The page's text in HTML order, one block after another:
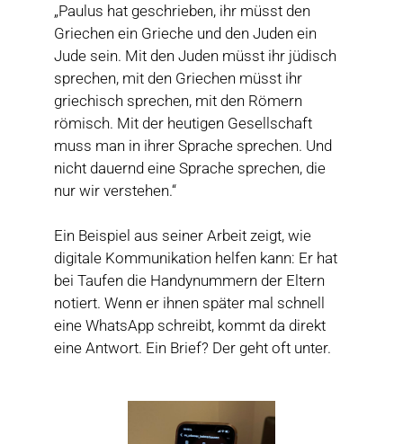
„Paulus hat geschrieben, ihr müsst den
Griechen ein Grieche und den Juden ein
Jude sein. Mit den Juden müsst ihr jüdisch
sprechen, mit den Griechen müsst ihr
griechisch sprechen, mit den Römern
römisch. Mit der heutigen Gesellschaft
muss man in ihrer Sprache sprechen. Und
nicht dauernd eine Sprache sprechen, die
nur wir verstehen.“
Ein Beispiel aus seiner Arbeit zeigt, wie
digitale Kommunikation helfen kann: Er hat
bei Taufen die Handynummern der Eltern
notiert. Wenn er ihnen später mal schnell
eine WhatsApp schreibt, kommt da direkt
eine Antwort. Ein Brief? Der geht oft unter.